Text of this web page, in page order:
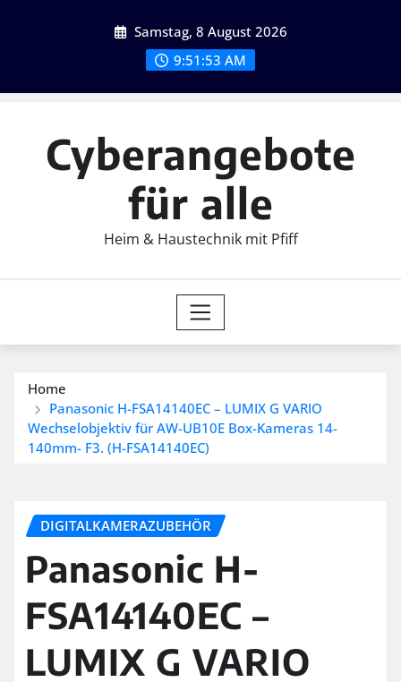
Samstag, 8 August 2026
9:51:55 AM
Cyberangebote
für alle
Heim & Haustechnik mit Pfiff
Home
Panasonic H-FSA14140EC – LUMIX G VARIO
Wechselobjektiv für AW-UB10E Box-Kameras 14-
140mm- F3. (H-FSA14140EC)
DIGITALKAMERAZUBEHÖR
Panasonic H-
FSA14140EC –
LUMIX G VARIO